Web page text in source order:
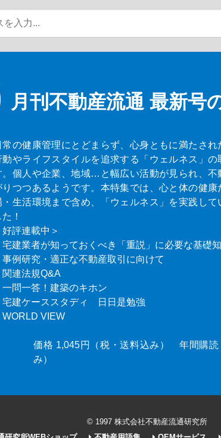
月刊不動産流通 最新号
常の健康管理にとどまらず、心身ともに満たさ
動やライフスタイルを追求する「ウェルネス」の
。個人や企業、地域…と幅広い活動が見られ、不
りつつあるようです。本特集では、心と体の健
・生活環境まで含め、「ウェルネス」を実践して
た！
好評連載中＞
宅建業者が知っておくべき「重説」に必要な基礎
事例研究・適正な不動産取引に向けて
関連法規Q&A
一問一答！建築のキホン
宅建ケーススタディ 日日是勉強
WORLD VIEW
価格 1,045円（税・送料込み） 年間購読
み）
© 1997 株式会社不動産流通研究所